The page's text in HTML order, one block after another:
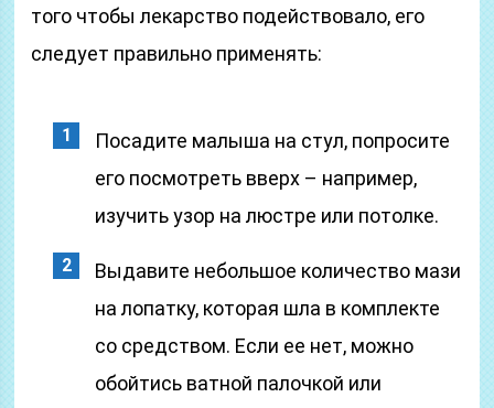
того чтобы лекарство подействовало, его
следует правильно применять:
Посадите малыша на стул, попросите
его посмотреть вверх – например,
изучить узор на люстре или потолке.
Выдавите небольшое количество мази
на лопатку, которая шла в комплекте
со средством. Если ее нет, можно
обойтись ватной палочкой или